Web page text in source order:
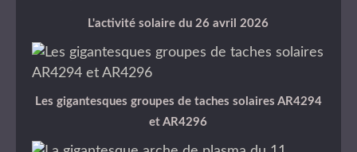
L'activité solaire du 26 avril 2026
Les gigantesques groupes de taches solaires AR4294
et AR4296